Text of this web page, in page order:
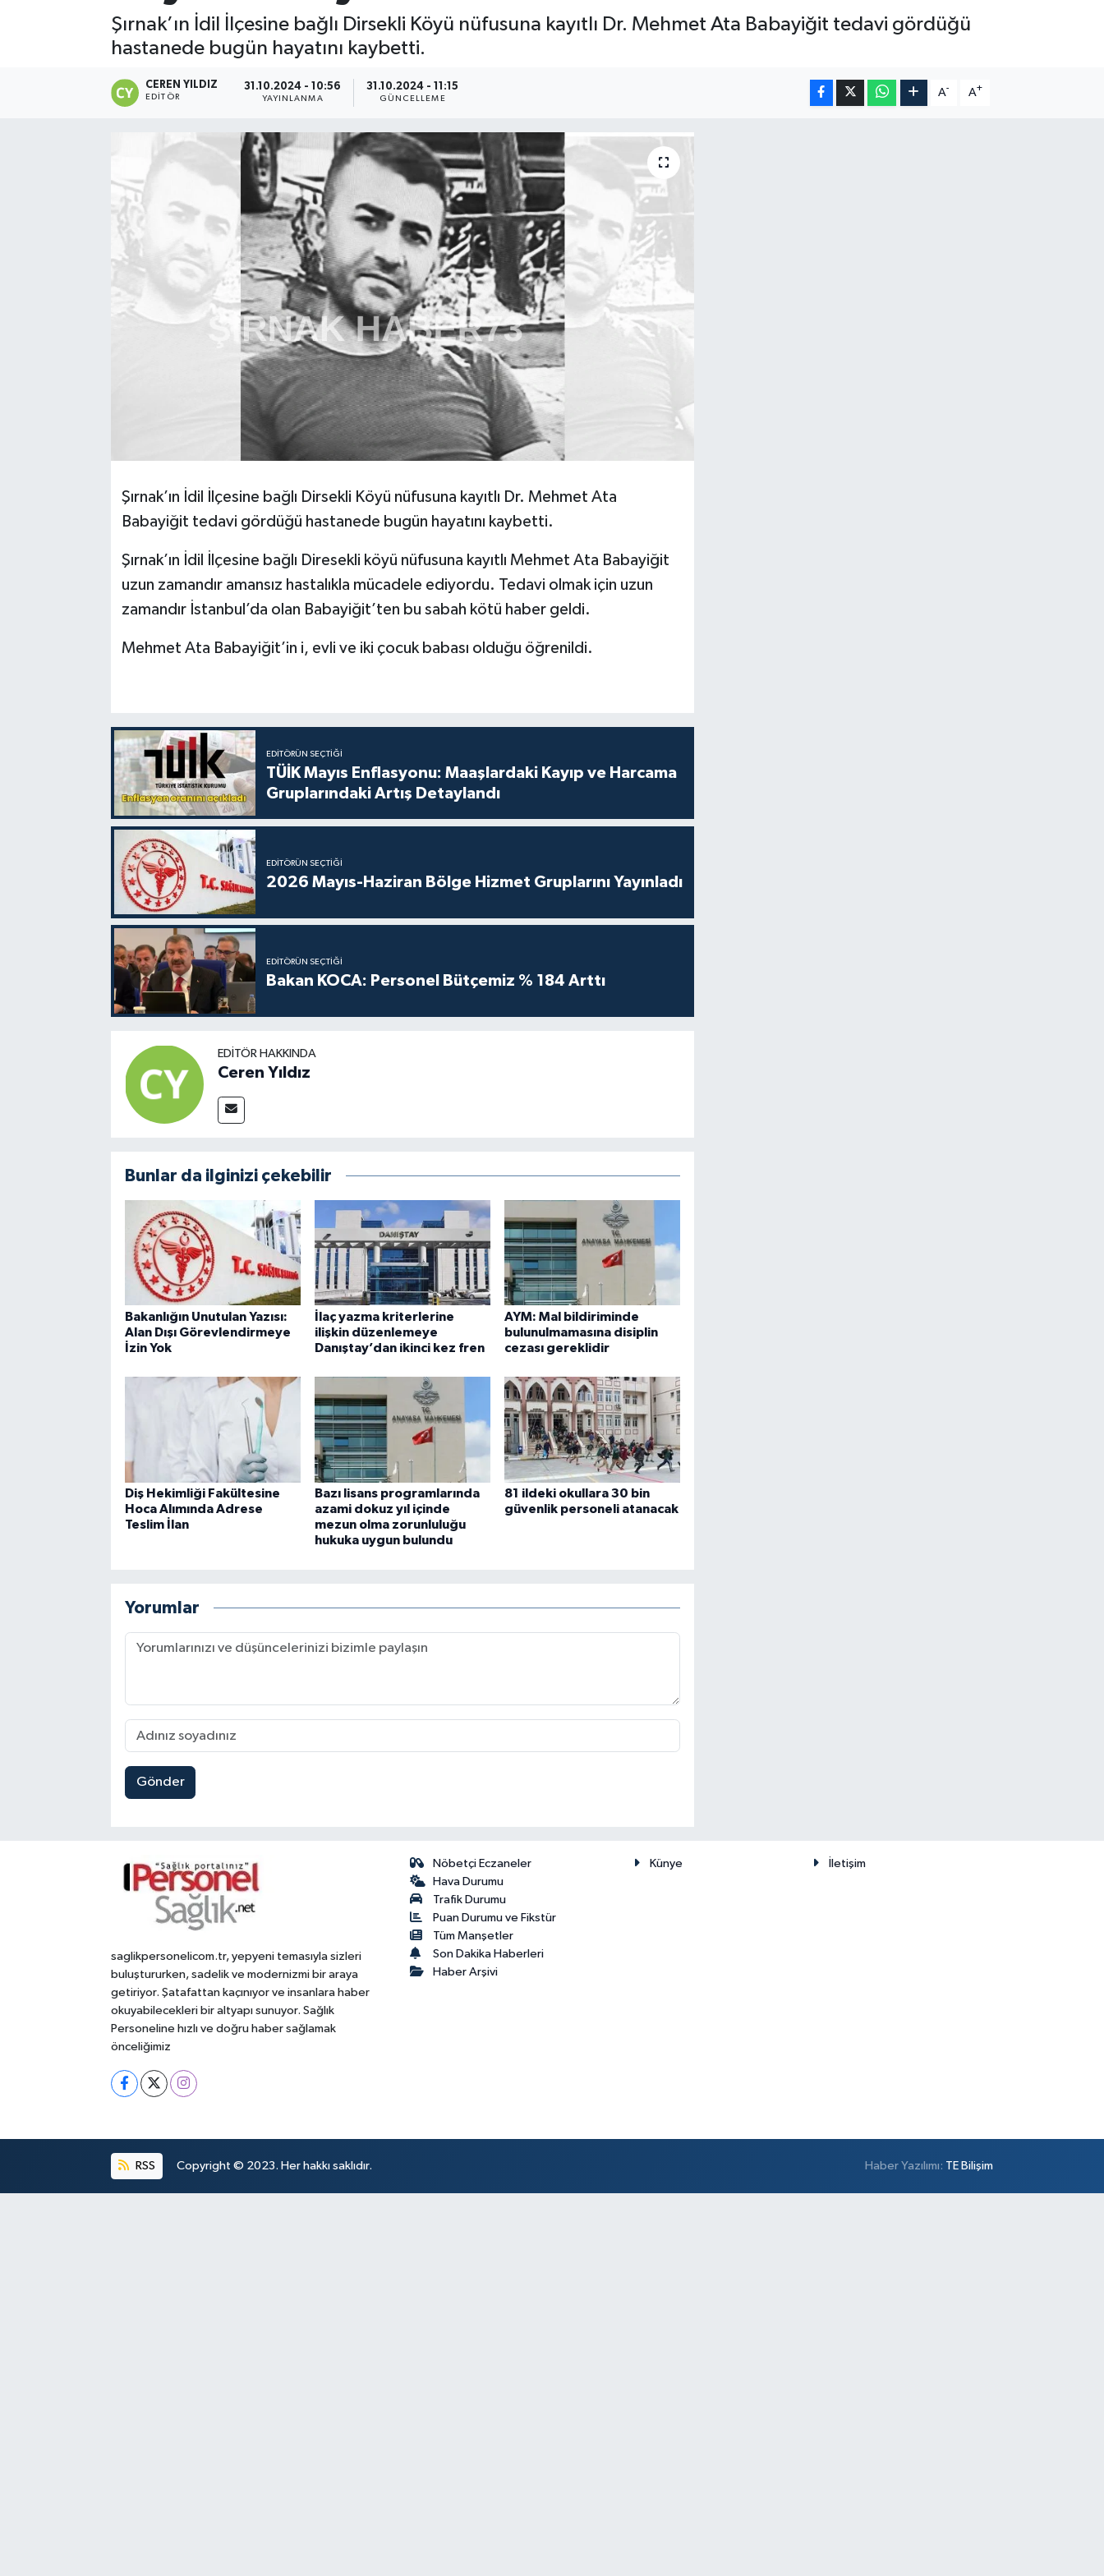
Şırnak’ın İdil İlçesine bağlı Dirsekli Köyü nüfusuna kayıtlı Dr. Mehmet Ata Babayiğit tedavi gördüğü
hastanede bugün hayatını kaybetti.
CEREN YILDIZ
EDITÖR
31.10.2024 - 10:56
YAYINLANMA
31.10.2024 - 11:15
GÜNCELLEME
A- A+
Şırnak’ın İdil İlçesine bağlı Dirsekli Köyü nüfusuna kayıtlı Dr. Mehmet Ata
Babayiğit tedavi gördüğü hastanede bugün hayatını kaybetti.
Şırnak’ın İdil İlçesine bağlı Diresekli köyü nüfusuna kayıtlı Mehmet Ata Babayiğit
uzun zamandır amansız hastalıkla mücadele ediyordu. Tedavi olmak için uzun
zamandır İstanbul’da olan Babayiğit’ten bu sabah kötü haber geldi.
Mehmet Ata Babayiğit’in i, evli ve iki çocuk babası olduğu öğrenildi.
EDITÖRÜN SEÇTIĞI
TÜİK Mayıs Enflasyonu: Maaşlardaki Kayıp ve Harcama
Gruplarındaki Artış Detaylandı
EDITÖRÜN SEÇTIĞI
2026 Mayıs-Haziran Bölge Hizmet Gruplarını Yayınladı
EDITÖRÜN SEÇTIĞI
Bakan KOCA: Personel Bütçemiz % 184 Arttı
EDITÖR HAKKINDA
Ceren Yıldız
Bunlar da ilginizi çekebilir
Bakanlığın Unutulan Yazısı:
Alan Dışı Görevlendirmeye
İzin Yok
İlaç yazma kriterlerine
ilişkin düzenlemeye
Danıştay’dan ikinci kez fren
AYM: Mal bildiriminde
bulunulmamasına disiplin
cezası gereklidir
Diş Hekimliği Fakültesine
Hoca Alımında Adrese
Teslim İlan
Bazı lisans programlarında
azami dokuz yıl içinde
mezun olma zorunluluğu
hukuka uygun bulundu
81 ildeki okullara 30 bin
güvenlik personeli atanacak
Yorumlar
Gönder
saglikpersonelicom.tr, yepyeni temasıyla sizleri
buluştururken, sadelik ve modernizmi bir araya
getiriyor. Şatafattan kaçınıyor ve insanlara haber
okuyabilecekleri bir altyapı sunuyor. Sağlık
Personeline hızlı ve doğru haber sağlamak
önceliğimiz
Nöbetçi Eczaneler
Hava Durumu
Trafik Durumu
Puan Durumu ve Fikstür
Tüm Manşetler
Son Dakika Haberleri
Haber Arşivi
Künye İletişim
RSS Copyright © 2023. Her hakkı saklıdır. Haber Yazılımı: TE Bilişim